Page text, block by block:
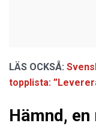
LÄS OCKSÅ:
topplista:
Hämnd,